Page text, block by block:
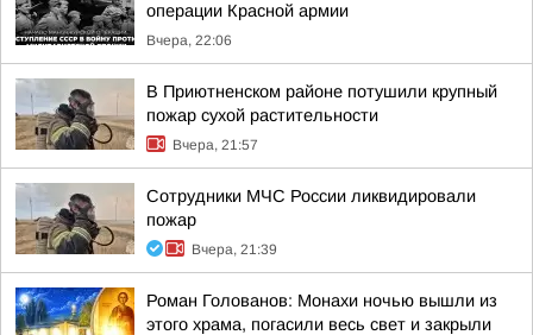
операции Красной армии
Вчера, 22:06
В Приютненском районе потушили крупный
пожар сухой растительности
Вчера, 21:57
Сотрудники МЧС России ликвидировали
пожар
Вчера, 21:39
Роман Голованов: Монахи ночью вышли из
этого храма, погасили весь свет и закрыли